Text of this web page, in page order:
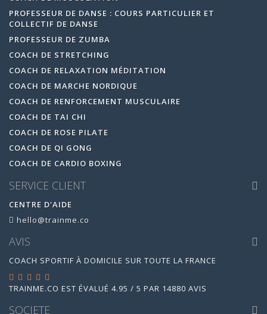
PROFESSEUR DE DANSE : COURS PARTICULIER ET
COLLECTIF DE DANSE
PROFESSEUR DE ZUMBA
COACH DE STRETCHING
COACH DE RELAXATION MÉDITATION
COACH DE MARCHE NORDIQUE
COACH DE RENFORCEMENT MUSCULAIRE
COACH DE TAI CHI
COACH DE ROSE PILATE
COACH DE QI GONG
COACH DE CARDIO BOXING
SERVICE CLIENT
CENTRE D'AIDE
hello@trainme.co
AVIS
COACH SPORTIF À DOMICILE SUR TOUTE LA FRANCE
TRAINME.CO EST ÉVALUÉ 4.95 / 5 PAR 14880 AVIS
SOCIETE